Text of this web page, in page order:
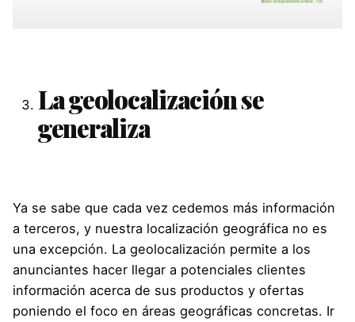
La geolocalización se
generaliza
Ya se sabe que cada vez cedemos más información
a terceros, y nuestra localización geográfica no es
una excepción. La geolocalización permite a los
anunciantes hacer llegar a potenciales clientes
información acerca de sus productos y ofertas
poniendo el foco en áreas geográficas concretas. Ir